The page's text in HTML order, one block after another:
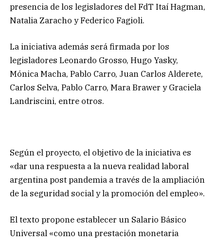
presencia de los legisladores del FdT Itaí Hagman,
Natalia Zaracho y Federico Fagioli.
La iniciativa además será firmada por los
legisladores Leonardo Grosso, Hugo Yasky,
Mónica Macha, Pablo Carro, Juan Carlos Alderete,
Carlos Selva, Pablo Carro, Mara Brawer y Graciela
Landriscini, entre otros.
Según el proyecto, el objetivo de la iniciativa es
«dar una respuesta a la nueva realidad laboral
argentina post pandemia a través de la ampliación
de la seguridad social y la promoción del empleo».
El texto propone establecer un Salario Básico
Universal «como una prestación monetaria